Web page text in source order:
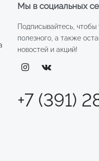
Мы в социальных
Подписывайтесь, чтобы
полезного, а также
новостей и акций!
+7 (391)